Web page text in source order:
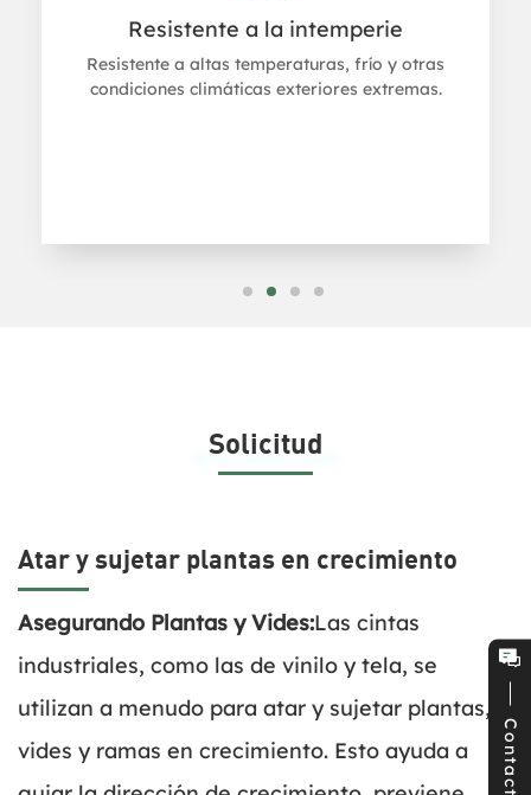
Impermeable
Fuerte adhesión, restaura los materiales a su
estado original después de la reparación y es
Solicitud
Applications of BOPP Tape in Packaging
Atar y sujetar plantas en crecimiento
Asegurando Plantas y Vides:Las cintas
industriales, como las de vinilo y tela, se
utilizan a menudo para atar y sujetar plantas,
vides y ramas en crecimiento. Esto ayuda a
Contacto